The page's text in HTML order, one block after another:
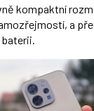
kompaktní
a
baterii.